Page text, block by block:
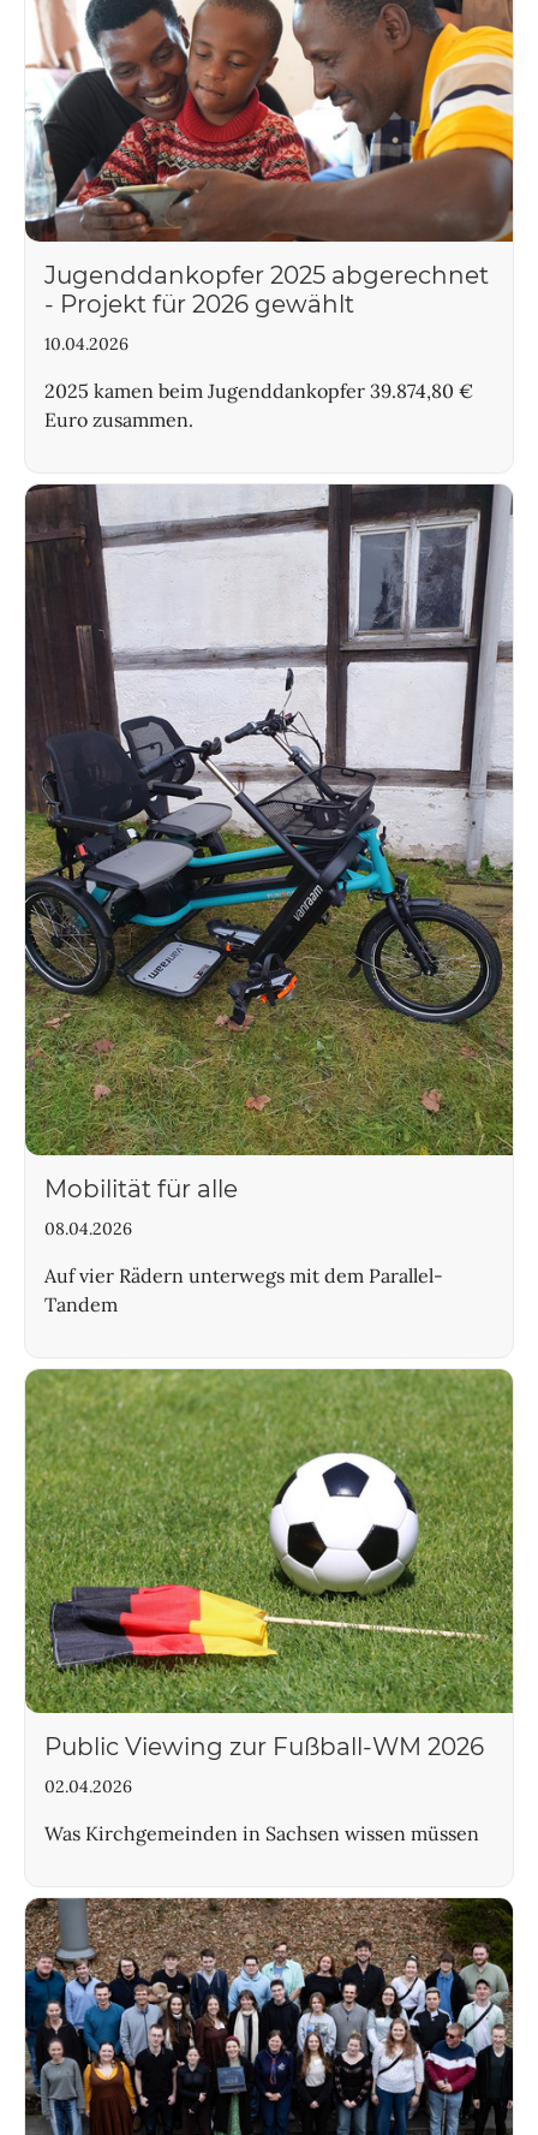
Jugenddankopfer 2025 abgerechnet
- Projekt für 2026 gewählt
10.04.2026
2025 kamen beim Jugenddankopfer 39.874,80 €
Euro zusammen.
Mobilität für alle
08.04.2026
Auf vier Rädern unterwegs mit dem Parallel-
Tandem
Public Viewing zur Fußball-WM 2026
02.04.2026
Was Kirchgemeinden in Sachsen wissen müssen